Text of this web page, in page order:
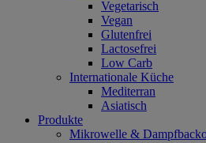
Vegetarisch
Vegan
Glutenfrei
Lactosefrei
Low Carb
Internationale Küche
Mediterran
Asiatisch
Produkte
Mikrowelle &